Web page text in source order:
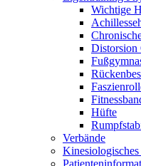
Wichtige
Distorsion
Hüfte
Verbände